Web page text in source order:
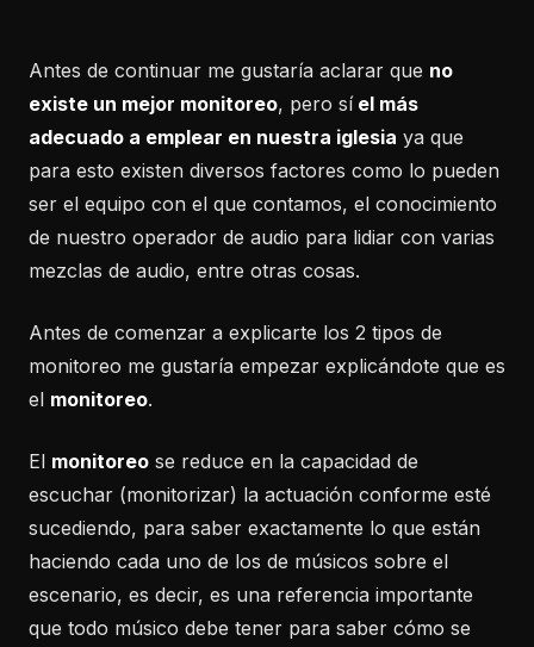
Antes de continuar me gustaría aclarar que no
existe un mejor monitoreo, pero síel más
adecuado a emplear en nuestra iglesia ya que
para esto existen diversos factores como lo pueden
ser el equipo con el que contamos, el conocimiento
de nuestro operador de audio para lidiar con varias
mezclas de audio, entre otras cosas.
Antes de comenzar a explicarte los 2 tipos de
monitoreo me gustaría empezar explicándote que es
el monitoreo.
El monitoreo se reduce en la capacidad de
escuchar (monitorizar) la actuación conforme esté
sucediendo, para saber exactamente lo que están
haciendo cada uno de los de músicos sobre el
escenario, es decir, es una referencia importante
que todo músico debe tener para saber cómo se